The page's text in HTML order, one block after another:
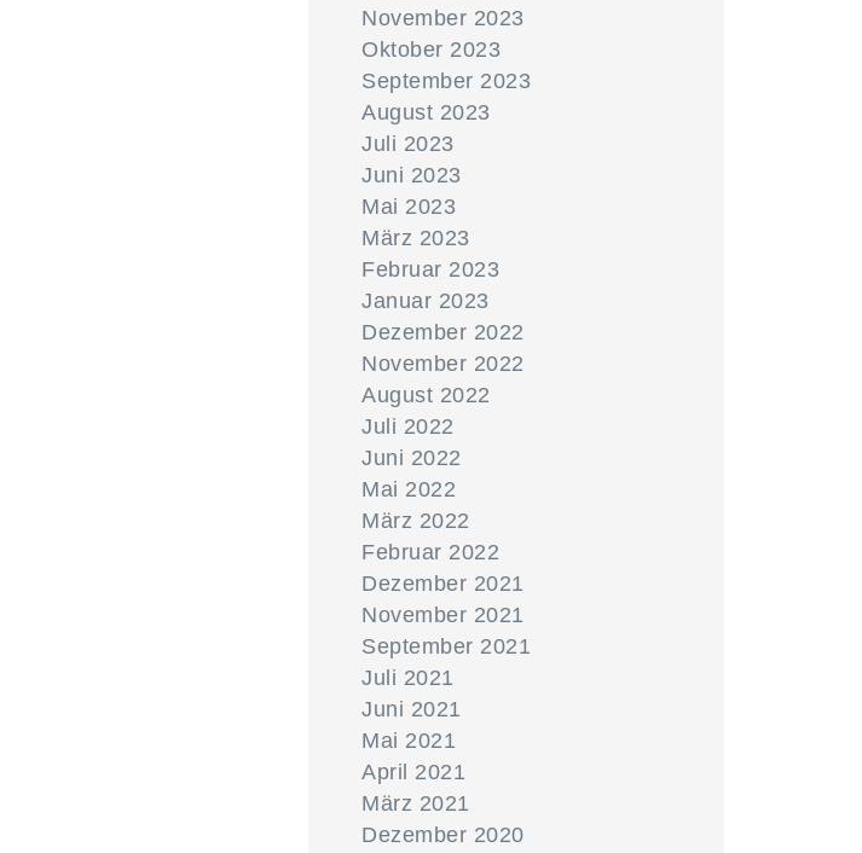
November 2023
Oktober 2023
September 2023
August 2023
Juli 2023
Juni 2023
Mai 2023
März 2023
Februar 2023
Januar 2023
Dezember 2022
November 2022
August 2022
Juli 2022
Juni 2022
Mai 2022
März 2022
Februar 2022
Dezember 2021
November 2021
September 2021
Juli 2021
Juni 2021
Mai 2021
April 2021
März 2021
Dezember 2020